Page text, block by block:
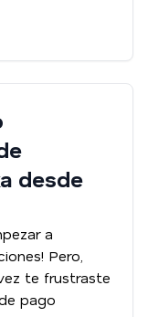
desde
a
Pero,
te frustraste
pago